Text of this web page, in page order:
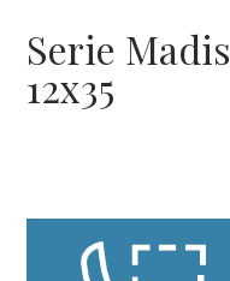
Serie
12x35